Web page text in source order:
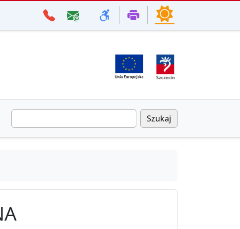
Szukaj